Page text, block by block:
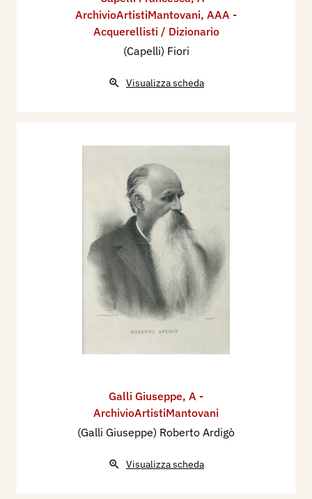
ArchivioArtistiMantovani, AAA -
Acquerellisti / Dizionario
(Capelli) Fiori
Visualizza scheda
Galli Giuseppe, A -
ArchivioArtistiMantovani
(Galli Giuseppe) Roberto Ardigò
Visualizza scheda